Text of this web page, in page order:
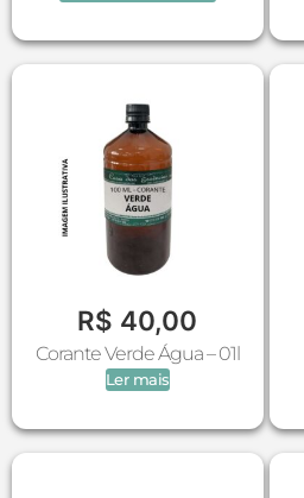
R$ 40,00
Corante Verde Água – 01l
Ler mais